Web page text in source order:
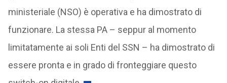
ministeriale (NSO) è operativa e ha dimostrato di
funzionare. La stessa PA – seppur al momento
limitatamente ai soli Enti del SSN – ha dimostrato di
essere pronta e in grado di fronteggiare questo